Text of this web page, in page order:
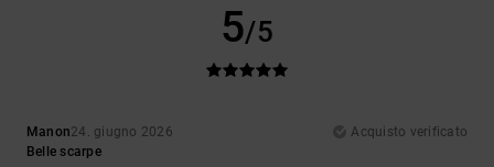
5/5
Manon24. giugno 2026
Acquisto verificato
Belle scarpe